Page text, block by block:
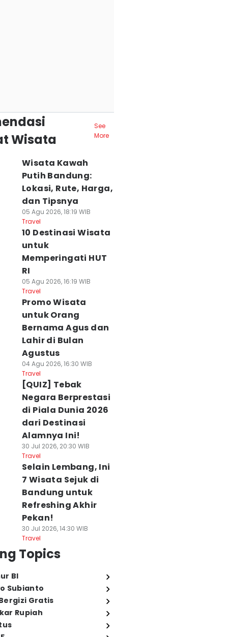
Wisata
See
More
Wisata Kawah
Putih Bandung:
Lokasi, Rute, Harga,
dan Tipsnya
05 Agu 2026, 18:19 WIB
Travel
10 Destinasi Wisata
untuk
Memperingati HUT
RI
05 Agu 2026, 16:19 WIB
Travel
Promo Wisata
untuk Orang
Bernama Agus dan
Lahir di Bulan
Agustus
04 Agu 2026, 16:30 WIB
Travel
[QUIZ] Tebak
Negara Berprestasi
di Piala Dunia 2026
dari Destinasi
Alamnya Ini!
30 Jul 2026, 20:30 WIB
Travel
Selain Lembang, Ini
7 Wisata Sejuk di
Bandung untuk
Refreshing Akhir
Pekan!
30 Jul 2026, 14:30 WIB
Travel
Topics
BI
Subianto
Gratis
Rupiah